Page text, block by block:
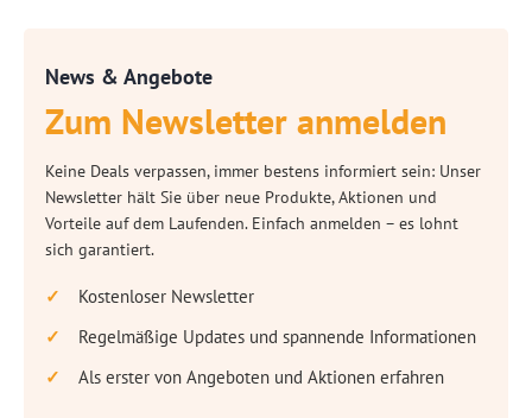
News & Angebote
Zum Newsletter anmelden
Keine Deals verpassen, immer bestens informiert sein: Unser
Newsletter hält Sie über neue Produkte, Aktionen und
Vorteile auf dem Laufenden. Einfach anmelden – es lohnt
sich garantiert.
Kostenloser Newsletter
Regelmäßige Updates und spannende Informationen
Als erster von Angeboten und Aktionen erfahren